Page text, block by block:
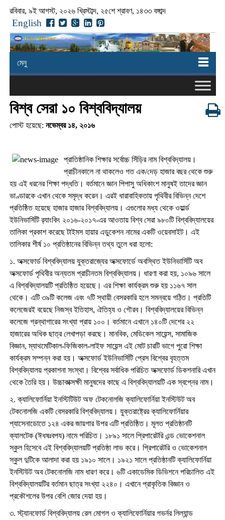
রবিবার, ৯ই আগস্ট, ২০২৬ খ্রিস্টাব্দ, ২৫শে শ্রাবণ, ১৪৩৩ বঙ্গাব্দ
English
মেনু
বিশ্ব সেরা ১০ বিশ্ববিদ্যালয়
পোস্ট হয়েছে: নভেম্বর ১৪, ২০১৬
প্রাতিষ্ঠানিক শিক্ষার সর্বোচ্চ সিঁড়ির নাম বিশ্ববিদ্যালয়।
প্রাচীনকালে না থাকলেও গত এক/দেড় হাজার বছর থেকে শুরু
হয় এই ধরনের শিক্ষা পদ্ধতি। বর্তমানে জ্ঞান পিপাসু অধিকাংশ মানুষই তাদের জ্ঞান
ভাণ্ডারকে এখান থেকে সমৃদ্ধ করেন। এরই ধারাবাহিকতায় পৃথিবীর বিভিন্ন দেশে
প্রতিষ্ঠিত হয়েছে হাজার হাজার বিশ্ববিদ্যালয়। এগুলোর মধ্য থেকে ওয়ার্ল্ড
ইউনিভার্সিটি র‌্যাংকিং ২০১৬-২০১৭-এর আওতায় বিশ্ব সেরা ৯৮০টি বিশ্ববিদ্যালয়ের
তালিকা প্রকাশ করেছে টাইমস হায়ার এডুকেশন নামের একটি ওয়েবসাইট। এই
তালিকার শীর্ষ ১০ প্রতিষ্ঠানের বিভিন্ন তথ্য তুলে ধরা হলো:
১. অক্সফোর্ড বিশ্ববিদ্যালয় যুক্তরাজ্যের অক্সফোর্ডে অবস্থিত ইউনিভার্সিটি অব
অক্সফোর্ড পৃথিবীর অন্যতম প্রাচীনতম বিশ্ববিদ্যালয়। ধারণা করা হয়, ১০৯৬ সালে
এ বিশ্ববিদ্যালয়টি প্রতিষ্ঠিত হয়েছে। এর শিক্ষা কার্যক্রম শুরু হয় ১১৬৭ সাল
থেকে। এটি ৩৯টি কলেজ এবং ৭টি স্থায়ী বেসরকারি হলে সমন্বয়ে গঠিত। প্রতিটি
কলেজেরই বয়েছে নিজস্ব ইতিহাস, ঐতিহ্য ও গৌরব। বিশ্ববিদ্যালয়ের বিভিন্ন
কলেজে গ্রন্থাগারের সংখ্যা প্রায় ১০০। বর্তমানে এখানে ১৪০টি দেশের ২২
হাজারের অধিক ছাত্র লেখাপড়া করছে। মানবিক, মেডিকেল সায়েন্স, সামাজিক
বিজ্ঞান, ম্যাথমেটিকাল-ফিজিকাল-লাইফ সায়েন্স এই মোট চারটি ভাগে পুরো শিক্ষা
কার্যক্রম সম্পন্ন করা হয়। অক্সফোর্ড ইউনিভার্সিটি প্রেস বিশ্বের বৃহত্তম
বিশ্ববিদ্যালয় প্রকাশনা সংস্থা। বিশ্বের সর্বাধিক পরিচিত অক্সফোর্ড ডিকশনারি এখান
থেকে তৈরি হয়। উচ্চাকাক্সক্ষী মানুষদের কাছে এ বিশ্ববিদ্যালয়টি এক স্বপ্নের নাম।
২. ক্যালিফোর্নিয়া ইনস্টিটিউট অফ টেকনোলজি ক্যালিফোর্নিয়া ইনস্টিউট অব
টেকনোলজি একটি বেসরকারি বিশ্ববিদ্যালয়। যুক্তরাষ্ট্রের ক্যালিফোর্নিয়ার
প্যাসেনাডোতে ১২৪ একর জায়গার উপর এটি প্রতিষ্ঠিত। মূলত প্রতিষ্ঠানটি
ক্যালটেক (ঈধষঃবপয) নামে পরিচিত। ১৮৯১ সালে প্রিপারেটরি এন্ড ভোকেশনাল
স্কুল হিসেবে এই বিশ্ববিদ্যালয়টি প্রতিষ্ঠা লাভ করে। প্রিপারেটরি ও ভোকেশনাল
স্কুল দুটিকে আলাদা করা হয় ১৯১০ সালে। ১৯২১ সালে প্রতিষ্ঠানটি ক্যালিফোর্নিয়া
ইনস্টিউট অব টেকনোলজি নাম ধারণ করে। ৬টি একাডেমিক ডিভিশনে পরিচালিত এই
বিশ্ববিদ্যালয়টির বর্তমান ছাত্র সংখ্যা ২২৪০। এখানে প্রাকৃতিক বিজ্ঞান ও
প্রকৌশলের উপর বেশি জোর দেয়া হয়।
৩. স্ট্যানফোর্ড বিশ্ববিদ্যালয় রেল মোগল ও ক্যালিফোর্নিয়ার গভর্নর লিল্যান্ড